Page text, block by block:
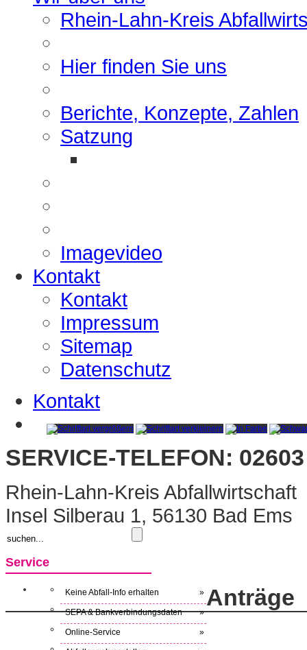
Rhein-Lahn-Kreis
Hier finden Sie uns
Berichte, Konzepte, Zahlen
Satzung
Imagevideo
Kontakt
Kontakt
Impressum
Sitemap
Datenschutz
Kontakt
SERVICE-TELEFON:
Rhein-Lahn-Kreis Abfallwirtschaft
Insel Silberau 1, 56130 Bad Ems
Service
Keine Abfall-Info erhalten »
SEPA & Bankverbindungsdaten »
Online-Service »
Anträge